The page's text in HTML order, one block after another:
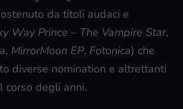
da titoli audaci e
Way Prince – The Vampire Star,
, MirrorMoon EP, Fotonica) che
diverse nomination e altrettanti
corso degli anni.